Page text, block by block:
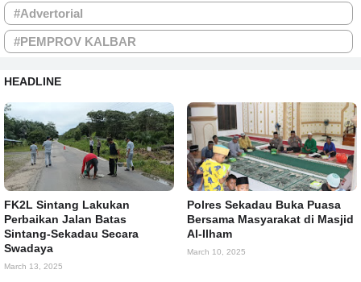
#Advertorial
#PEMPROV KALBAR
HEADLINE
FK2L Sintang Lakukan
Perbaikan Jalan Batas
Sintang-Sekadau Secara
Swadaya
March 13, 2025
Polres Sekadau Buka Puasa
Bersama Masyarakat di Masjid
Al-Ilham
March 10, 2025